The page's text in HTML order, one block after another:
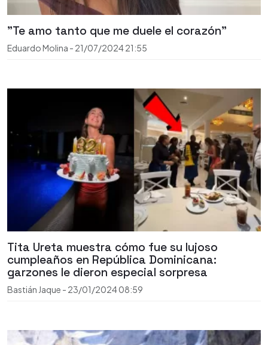
"Te amo tanto que me duele el corazón"
Eduardo Molina - 21/07/202421:55
Tita Ureta muestra cómo fue su lujoso
cumpleaños en República Dominicana:
garzones le dieron especial sorpresa
Bastián Jaque - 23/01/202408:59